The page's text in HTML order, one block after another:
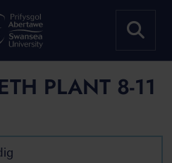
PLANT 8-11